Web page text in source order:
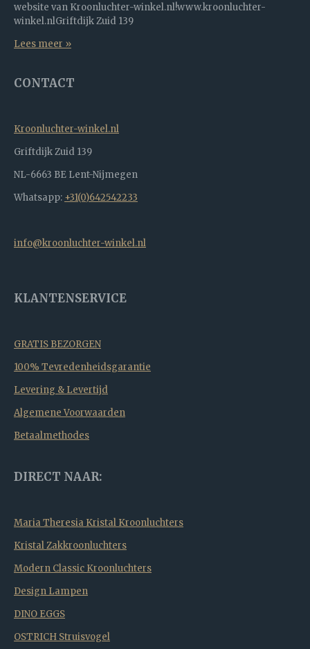
website van Kroonluchter-winkel.nl!www.kroonluchter-
winkel.nlGriftdijk Zuid 139
Lees meer »
CONTACT
Kroonluchter-winkel.nl
Griftdijk Zuid 139
NL-6663 BE Lent-Nijmegen
Whatsapp: +31(0)642542233
info@kroonluchter-winkel.nl
KLANTENSERVICE
GRATIS BEZORGEN
100% Tevredenheidsgarantie
Levering & Levertijd
Algemene Voorwaarden
Betaalmethodes
DIRECT NAAR:
Maria Theresia Kristal Kroonluchters
Kristal Zakkroonluchters
Modern Classic Kroonluchters
Design Lampen
DINO EGGS
OSTRICH Struisvogel